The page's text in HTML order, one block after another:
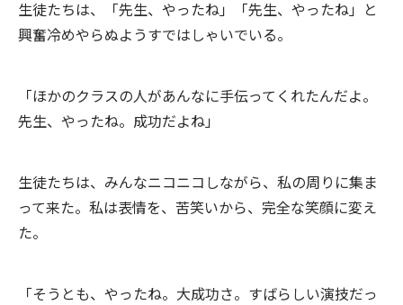
生徒たちは、「先生、やったね」「先生、やったね」と
興奮冷めやらぬようすではしゃいでいる。
「ほかのクラスの人があんなに手伝ってくれたんだよ。
先生、やったね。成功だよね」
生徒たちは、みんなニコニコしながら、私の周りに集ま
って来た。私は表情を、苦笑いから、完全な笑顔に変え
た。
「そうとも、やったね。大成功さ。すばらしい演技だっ